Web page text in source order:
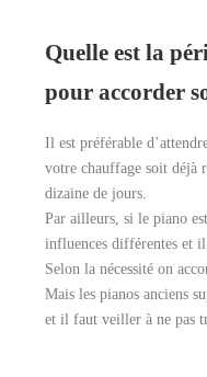
Quelle est la
pour accorder
Il est préférable
votre chauffage soit déjà
dizaine de jours.
Par ailleurs, si le piano
influences différentes et il
Selon la nécessité on
Mais les pianos anciens
et il faut veiller à ne pas